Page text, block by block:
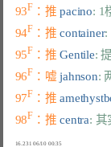
93F ：推 pacino: 1
94F ：推 container:
95F ：推 Gentile:
96F ：嘘 jahnson:
97F ：推
98F ：推 centra: 其
16.231 06/10 00:35